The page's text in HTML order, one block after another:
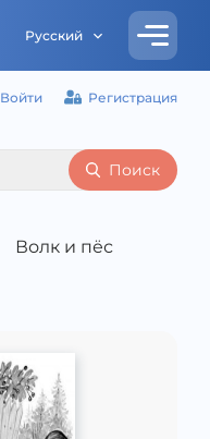
Русский
Войти Регистрация
Поиск
Волк и пёс